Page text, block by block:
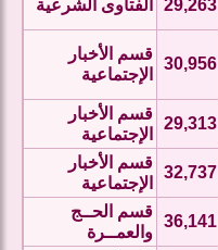
29,263 الفتاوى الشرعية
30,956
قسم الأخبار
الإجتماعية
29,313
قسم الأخبار
الإجتماعية
32,737
قسم الأخبار
الإجتماعية
36,141
قسم الحــج
والعمــرة